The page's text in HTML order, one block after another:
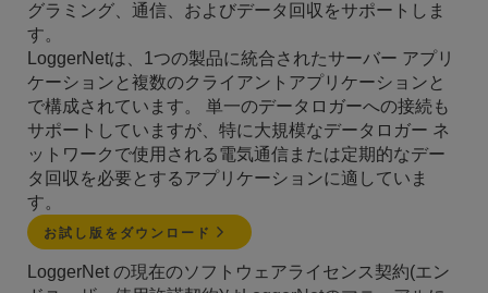
グラミング、通信、およびデータ回収をサポートしま
す。
LoggerNetは、1つの製品に統合されたサーバー アプリ
ケーションと複数のクライアントアプリケーションと
で構成されています。 単一のデータロガーへの接続も
サポートしていますが、特に大規模なデータロガー ネ
ットワークで使用される電気通信または定期的なデー
タ回収を必要とするアプリケーションに適していま
す。
お試し版をダウンロード
LoggerNet の現在のソフトウェアライセンス契約(エン